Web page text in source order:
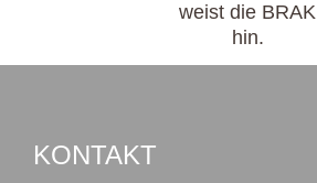
weist die BRAK
hin.
KONTAKT